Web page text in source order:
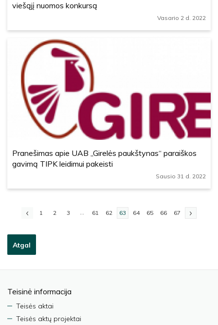
viešąjį nuomos konkursą
Vasario 2 d. 2022
Pranešimas apie UAB „Girelės paukštynas“ paraiškos
gavimą TIPK leidimui pakeisti
Sausio 31 d. 2022
1 2 3 ... 61 62 63 64 65 66 67
Atgal
Teisinė informacija
Teisės aktai
Teisės aktų projektai